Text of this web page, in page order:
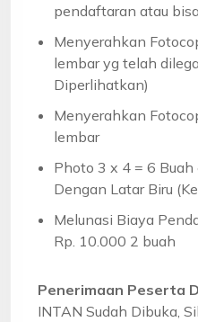
pendaftaran atau bisa
Menyerahkan
lembar yg telah
Diperlihatkan)
Menyerahkan
lembar
Photo 3 x 4 = 6
Dengan Latar Biru
Melunasi Biaya
Rp. 10.000 2 buah
Penerimaan Peserta
INTAN Sudah Dibuka,